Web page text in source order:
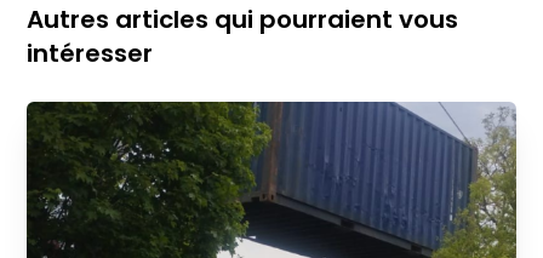
Autres articles qui pourraient vous
intéresser